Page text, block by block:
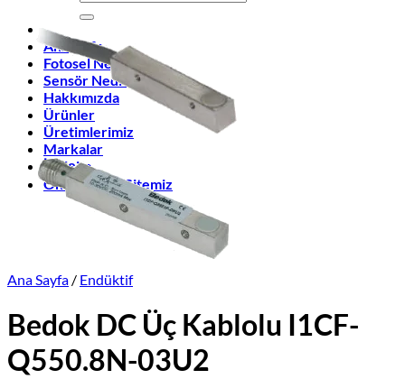
Anasayfa
Fotosel Nedir ?
Sensör Nedir
Hakkımızda
Ürünler
Üretimlerimiz
Markalar
İletişim
Online Satış Sitemiz
Ana Sayfa / Endüktif
Bedok DC Üç Kablolu I1CF-
Q550.8N-03U2